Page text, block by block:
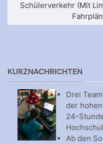
Schülerverkehr (Mit
KURZNACHRICHTEN
Drei
der
24-
Ab den